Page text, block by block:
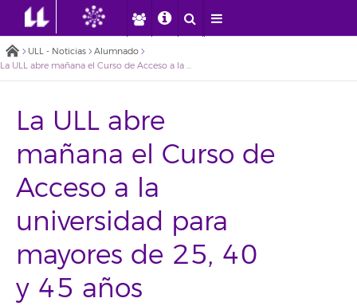
ULL - Noticias
Alumnado
La ULL abre mañana el Curso de Acceso a la universidad para mayores de 25, 40 y 45 años
La ULL abre
mañana el Curso de
Acceso a la
universidad para
mayores de 25, 40
y 45 años